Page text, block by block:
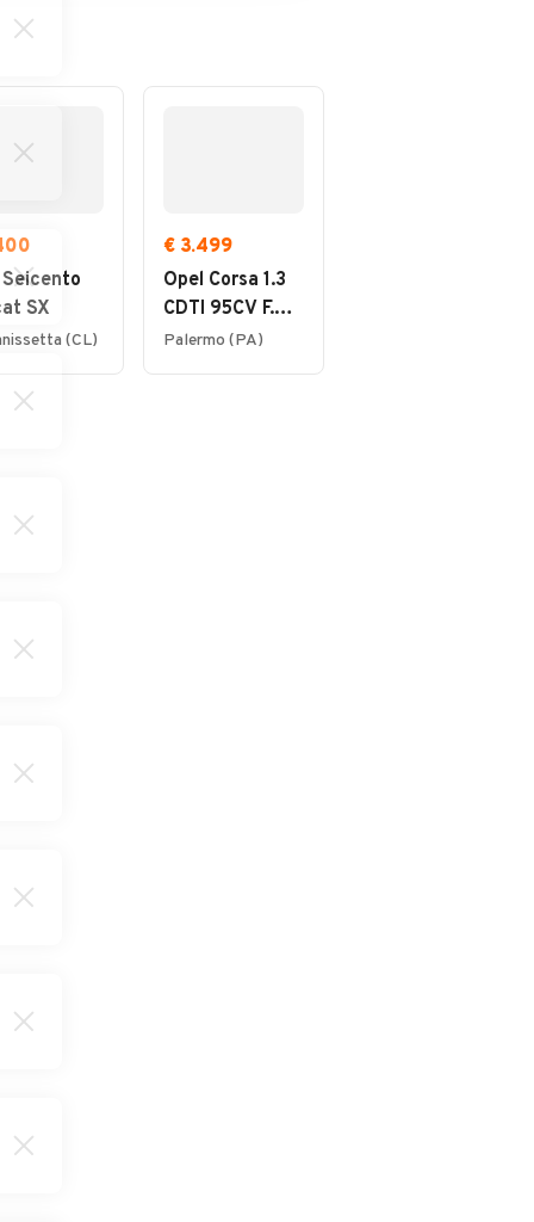
SX
(CL)
€ 3.499
Opel Corsa 1.3
CDTI 95CV F.AP.
5 porte Elective
Palermo (PA)